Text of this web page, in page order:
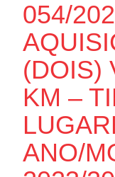
054/
(DOIS)
KM –
ANO/